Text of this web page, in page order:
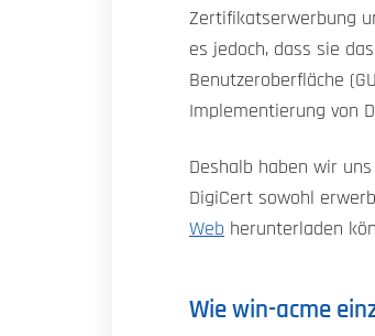
Zertifikatserwerbung
es jedoch, dass sie
Benutzeroberfläche
Implementierung von
Deshalb haben wir
DigiCert sowohl
Web herunterladen
Wie win-acme